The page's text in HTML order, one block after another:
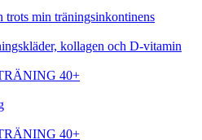
trots min träningsinkontinens
kollagen och D-vitamin
40+
40+